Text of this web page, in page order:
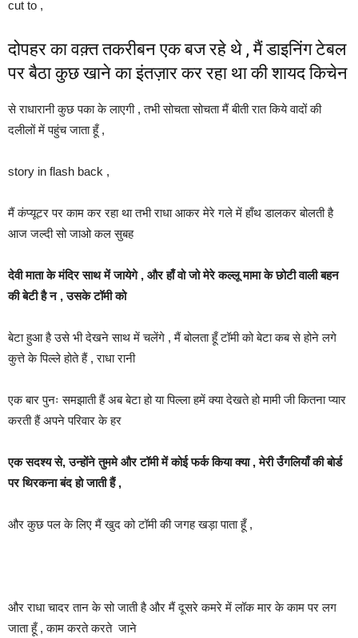
cut to ,
दोपहर का वक़्त तकरीबन एक बज रहे थे , मैं डाइनिंग टेबल
पर बैठा कुछ खाने का इंतज़ार कर रहा था की शायद किचेन
से राधारानी कुछ पका के लाएगी , तभी सोचता सोचता मैं बीती रात किये वादों की
दलीलों में पहुंच जाता हूँ ,
story in flash back ,
मैं कंप्यूटर पर काम कर रहा था तभी राधा आकर मेरे गले में हाँथ डालकर बोलती है
आज जल्दी सो जाओ कल सुबह
देवी माता के मंदिर साथ में जायेगे , और हाँ वो जो मेरे कल्लू मामा के छोटी वाली बहन
की बेटी है न , उसके टॉमी को
बेटा हुआ है उसे भी देखने साथ में चलेंगे , मैं बोलता हूँ टॉमी को बेटा कब से होने लगे
कुत्ते के पिल्ले होते हैं , राधा रानी
एक बार पुनः समझाती हैं अब बेटा हो या पिल्ला हमें क्या देखते हो मामी जी कितना प्यार
करती हैं अपने परिवार के हर
एक सदश्य से, उन्होंने तुममे और टॉमी में कोई फर्क किया क्या , मेरी उँगलियाँ की बोर्ड
पर थिरकना बंद हो जाती हैं ,
और कुछ पल के लिए मैं खुद को टॉमी की जगह खड़ा पाता हूँ ,
और राधा चादर तान के सो जाती है और मैं दूसरे कमरे में लॉक मार के काम पर लग
जाता हूँ , काम करते करते जाने